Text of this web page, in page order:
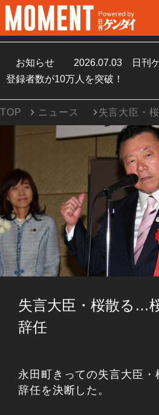
お知らせ 2026.07.03
日刊
登録者数が10万人を突破！
TOP ニュース 失言大臣・
失言大臣・桜散る…
辞任
永田町きっての失言大臣
辞任を決断した。